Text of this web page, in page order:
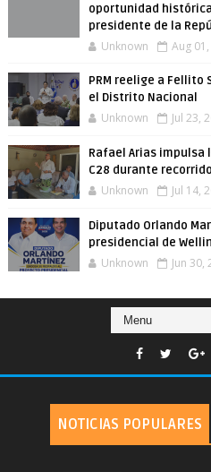
oportunidad
presidente de la
Unknown Aug
PRM reelige a Fellito
el Distrito Nacional
Unknown Jul 23,
Rafael Arias impulsa
C28 durante
Unknown Jul 14,
Diputado Orlando
presidencial de
Unknown Jun 30,
NOTICIAS POPULARES